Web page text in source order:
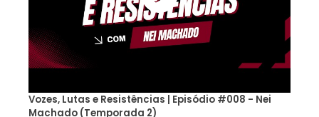
Vozes, Lutas e Resistências | Episódio #008 - Nei
Machado (Temporada 2)